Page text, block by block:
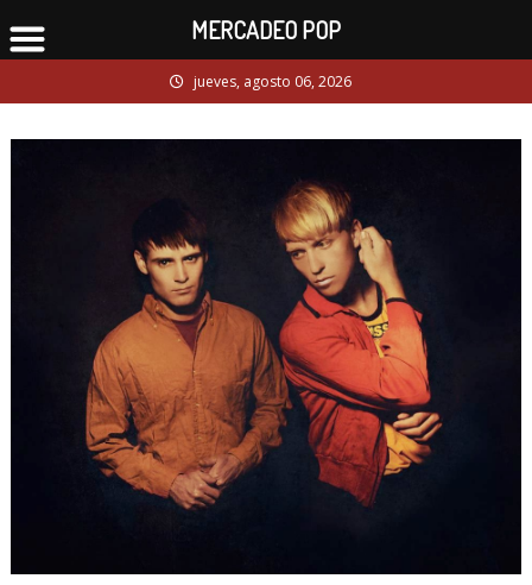
to
jueves, agosto 06, 2026
MERCADEO POP